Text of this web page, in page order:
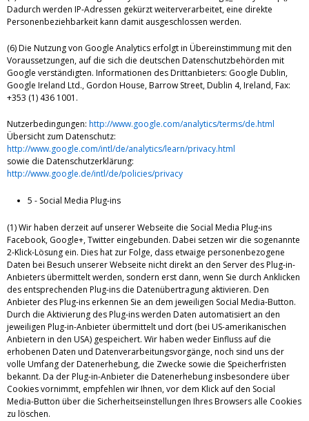
Dadurch werden IP-Adressen gekürzt weiterverarbeitet, eine direkte
Personenbeziehbarkeit kann damit ausgeschlossen werden.
(6) Die Nutzung von Google Analytics erfolgt in Übereinstimmung mit den
Voraussetzungen, auf die sich die deutschen Datenschutzbehörden mit
Google verständigten. Informationen des Drittanbieters: Google Dublin,
Google Ireland Ltd., Gordon House, Barrow Street, Dublin 4, Ireland, Fax:
+353 (1) 436 1001.
Nutzerbedingungen: http://www.google.com/analytics/terms/de.html
Übersicht zum Datenschutz:
http://www.google.com/intl/de/analytics/learn/privacy.html
sowie die Datenschutzerklärung:
http://www.google.de/intl/de/policies/privacy
5 - Social Media Plug-ins
(1) Wir haben derzeit auf unserer Webseite die Social Media Plug-ins
Facebook, Google+, Twitter eingebunden. Dabei setzen wir die sogenannte
2-Klick-Lösung ein. Dies hat zur Folge, dass etwaige personenbezogene
Daten bei Besuch unserer Webseite nicht direkt an den Server des Plug-in-
Anbieters übermittelt werden, sondern erst dann, wenn Sie durch Anklicken
des entsprechenden Plug-ins die Datenübertragung aktivieren. Den
Anbieter des Plug-ins erkennen Sie an dem jeweiligen Social Media-Button.
Durch die Aktivierung des Plug-ins werden Daten automatisiert an den
jeweiligen Plug-in-Anbieter übermittelt und dort (bei US-amerikanischen
Anbietern in den USA) gespeichert. Wir haben weder Einfluss auf die
erhobenen Daten und Datenverarbeitungsvorgänge, noch sind uns der
volle Umfang der Datenerhebung, die Zwecke sowie die Speicherfristen
bekannt. Da der Plug-in-Anbieter die Datenerhebung insbesondere über
Cookies vornimmt, empfehlen wir Ihnen, vor dem Klick auf den Social
Media-Button über die Sicherheitseinstellungen Ihres Browsers alle Cookies
zu löschen.